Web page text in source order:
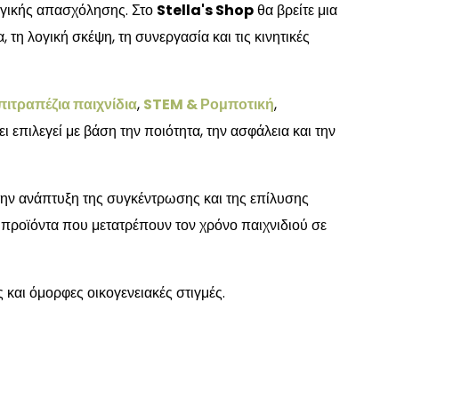
απασχόλησης. Στο Stella's Shopθα βρείτε μια
λογική σκέψη, τη συνεργασία και τις κινητικές
παιχνίδια, STEM & Ρομποτική,
επιλεγεί με βάση την ποιότητα, την ασφάλεια και την
ανάπτυξη της συγκέντρωσης και της επίλυσης
που μετατρέπουν τον χρόνο παιχνιδιού σε
όμορφες οικογενειακές στιγμές.